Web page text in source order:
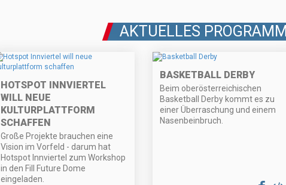
AKTUELLES PROGRAMM
HOTSPOT INNVIERTEL
WILL NEUE
KULTURPLATTFORM
SCHAFFEN
Große Projekte brauchen eine
Vision im Vorfeld - darum hat
Hotspot Innviertel zum Workshop
in den Fill Future Dome
eingeladen.
BASKETBALL DERBY
Beim oberösterreichischen
Basketball Derby kommt es zu
einer Überraschung und einem
Nasenbeinbruch.